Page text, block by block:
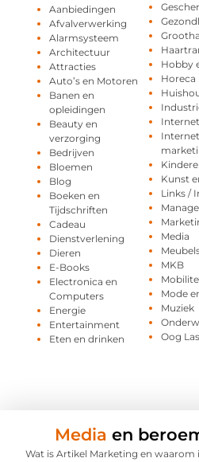
Aanbiedingen
Afvalverwerking
Alarmsysteem
Architectuur
Attracties
Auto’s en Motoren
Banen en
opleidingen
Beauty en
verzorging
Bedrijven
Bloemen
Blog
Boeken en
Tijdschriften
Cadeau
Dienstverlening
Dieren
E-Books
Electronica en
Computers
Energie
Entertainment
Eten en drinken
Hobby
Horeca
Internet
Internet
Kunst
Links /
Media
MKB
Mode
Muziek
Oog
Media en
Wat is Artikel Marketing en waarom